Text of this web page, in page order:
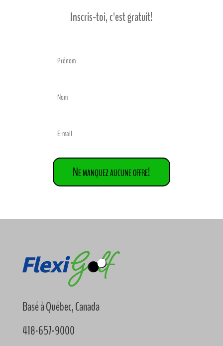
Inscris-toi, c'est gratuit!
Ne manquez aucune offre!
Basé à Québec, Canada
418-657-9000